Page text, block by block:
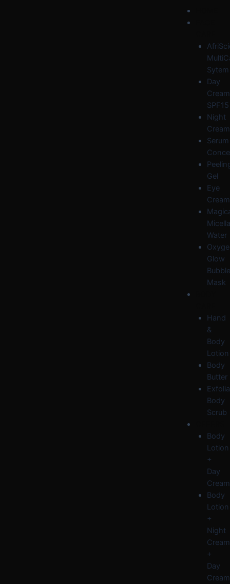
Sytem
Day
Cream
SPF15
Night
Cream
Serum
Gel
Eye
Cream
Water
Glow
Bubble
Mask
Hand
&
Body
Lotion
Body
Butter
Body
Scrub
Body
Lotion
+
Day
Cream
Body
Lotion
+
Night
Cream
+
Day
Cream
Menu